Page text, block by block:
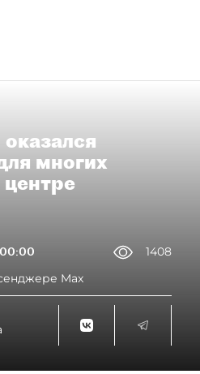
многих
00:00
1408
Max